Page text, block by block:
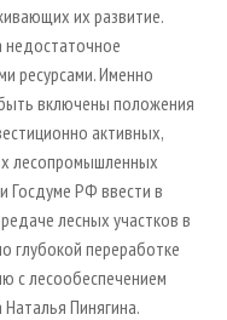
их развитие.
недостаточное
ресурсами. Именно
включены положения
активных,
лесопромышленных
Госдуме РФ ввести в
лесных участков в
глубокой переработке
с лесообеспечением
Пинягина.